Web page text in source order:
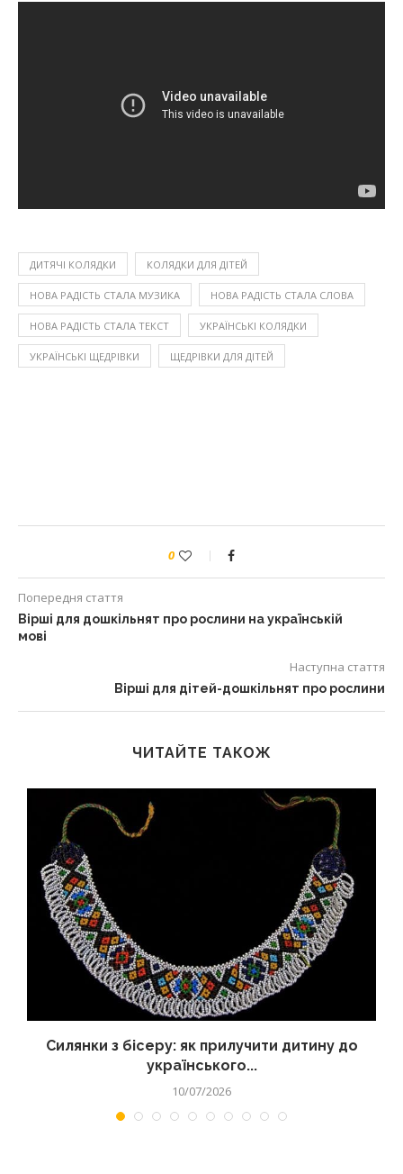
ДИТЯЧІ КОЛЯДКИ КОЛЯДКИ ДЛЯ ДІТЕЙ
НОВА РАДІСТЬ СТАЛА МУЗИКА НОВА РАДІСТЬ СТАЛА СЛОВА
НОВА РАДІСТЬ СТАЛА ТЕКСТ УКРАЇНСЬКІ КОЛЯДКИ
УКРАЇНСЬКІ ЩЕДРІВКИ ЩЕДРІВКИ ДЛЯ ДІТЕЙ
0
Попередня стаття
Вірші для дошкільнят про рослини на українській
мові
Наступна стаття
Вірші для дітей-дошкільнят про рослини
ЧИТАЙТЕ ТАКОЖ
Силянки з бісеру: як прилучити дитину до
українського...
10/07/2026